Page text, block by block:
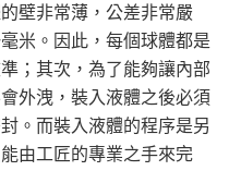
壁非常薄，公差非常嚴
米。因此，每個球體都是
；其次，為了能夠讓內部
外洩，裝入液體之後必須
。而裝入液體的程序是另
由工匠的專業之手來完